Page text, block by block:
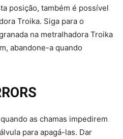
posição, também é possível
Troika. Siga para o
na metralhadora Troika
abandone-a quando
as chamas impedirem
para apagá-las. Dar